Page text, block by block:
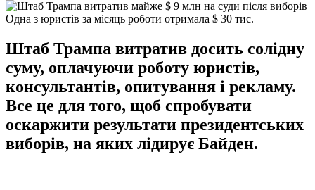
Одна з юристів за місяць роботи отримала $ 30 тис.
Штаб Трампа витратив досить солідну
суму, оплачуючи роботу юристів,
консультантів, опитування і рекламу.
Все це для того, щоб спробувати
оскаржити результати президентських
виборів, на яких лідирує Байден.